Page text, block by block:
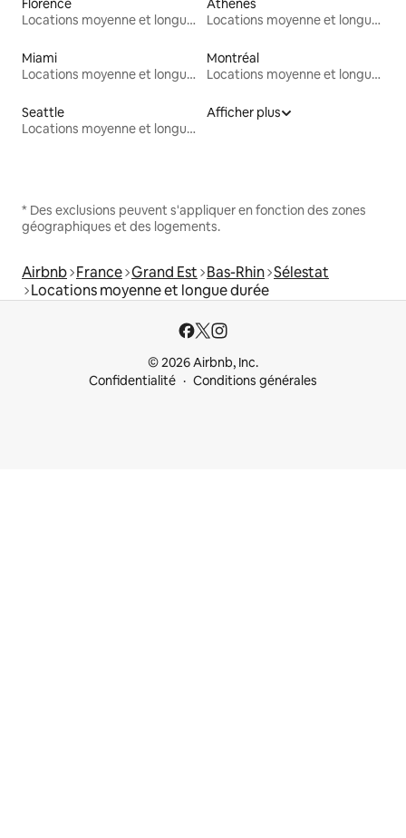
Florence
Locations moyenne et longue durée
Athènes
Locations moyenne et longue durée
Miami
Locations moyenne et longue durée
Montréal
Locations moyenne et longue durée
Seattle
Locations moyenne et longue durée
Afficher plus
* Des exclusions peuvent s'appliquer en fonction des zones
géographiques et des logements.
Airbnb France Grand Est Bas-Rhin Sélestat
Locations moyenne et longue durée
© 2026 Airbnb, Inc.
Confidentialité
Conditions générales